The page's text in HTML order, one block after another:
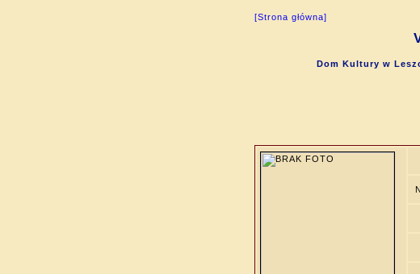
[Strona główna]
Dom Kultury w